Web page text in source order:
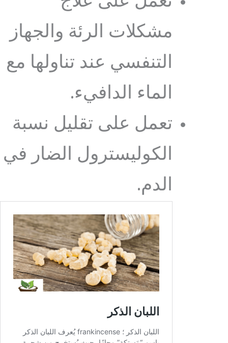
مشكلات الرئة والجهاز
التنفسي عند تناولها مع
الماء الدافيء.
تعمل على تقليل نسبة
الكوليسترول الضار في
الدم.